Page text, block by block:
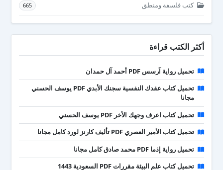
كتب فلسفة ومنطق 665
أكثر الكتب قراءة
تحميل رواية آرسس PDF أحمد آل حمدان
تحميل كتاب عقدك النفسية سجنك الأبدي PDF يوسف الحسني
مجانا
تحميل كتاب اعرف وجهك الأخر PDF يوسف الحسني
تحميل كتاب الأمير العصري PDF تأليف كارنز لورد كامل مجانا
تحميل رواية إذما PDF محمد صادق كامل مجانا
تحميل كتاب علم البيئة مقررات PDF السعودية 1443